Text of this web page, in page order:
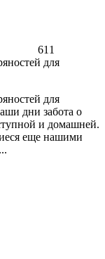
611
для
для
дни забота о
и домашней.
еще нашими